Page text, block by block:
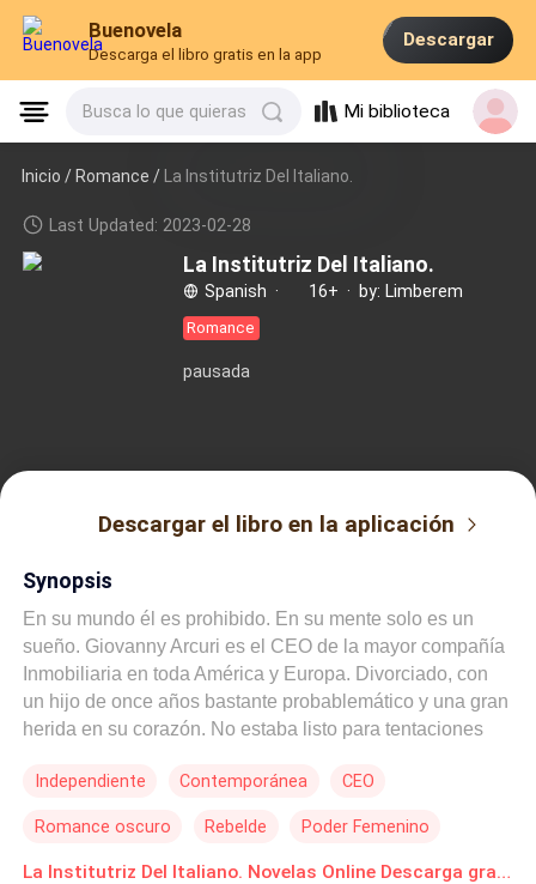
Buenovela
Descarga el libro gratis en la app
Descargar
Busca lo que quieras Mi biblioteca
Inicio /Romance / La Institutriz Del Italiano.
Last Updated: 2023-02-28
La Institutriz Del Italiano.
Spanish · 16+ · by: Limberem
Romance
pausada
Descargar el libro en la aplicación
Synopsis
En su mundo él es prohibido. En su mente solo es un
sueño. Giovanny Arcuri es el CEO de la mayor compañía
Inmobiliaria en toda América y Europa. Divorciado, con
un hijo de once años bastante probablemático y una gran
herida en su corazón. No estaba listo para tentaciones
Después de graduarse y mil caídas, entra a la vida del
terminarán durmiendo en el mismo techo convirtiéndose
así en; La Institutriz del Italiano. ¿Qué pasará cuando un
Independiente Contemporánea CEO
Romance oscuro Rebelde Poder Femenino
La Institutriz Del Italiano. Novelas Online Descarga gratuita de PDF